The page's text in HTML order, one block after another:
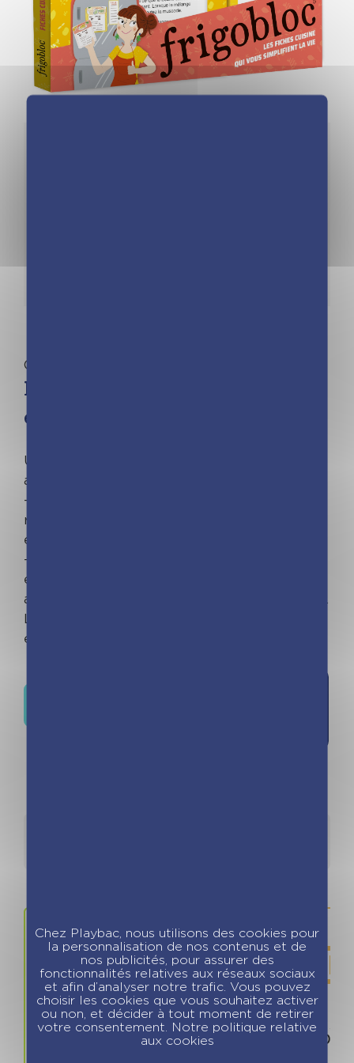
Cuisine
Privé : Frigobloc – 60 recettes
express
Un format malin signé FrigoBloc pour cuisiner
avec la recette sous les yeux !
– 1 porte-fiches aimanté contenant 30 fiches de
recettes recto/verso, soit 60 recettes express
et gourmandes (entrées, plats et desserts).
– 1 bloc de liste de courses également aimanté
et indépendant pour noter tout ce dont vous
aurez besoin pour cuisiner vos bons petits plats.
Le porte-fiches se recharge au grès de vos
envies, avec les autres titres de la collection !
Prix
ISBN /
Chez Playbac, nous utilisons des cookies pour
la personnalisation de nos contenus et de
nos publicités, pour assurer des
fonctionnalités relatives aux réseaux sociaux
et afin d’analyser notre trafic. Vous pouvez
choisir les cookies que vous souhaitez activer
ou non, et décider à tout moment de retirer
votre consentement. Notre politique relative
aux cookies